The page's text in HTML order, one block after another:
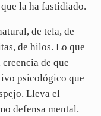
la ha fastidiado.
de tela, de
de hilos. Lo que
de que
psicológico que
Lleva el
defensa mental.